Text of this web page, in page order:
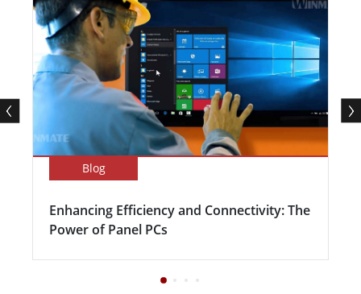
Blog
Enhancing Efficiency and Connectivity: The
Power of Panel PCs